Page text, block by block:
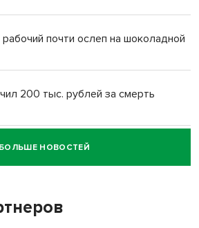
почти ослеп на шоколадной
200 тыс. рублей за смерть
водителя за смерть
в новосибирском селе лошади
БОЛЬШЕ НОВОСТЕЙ